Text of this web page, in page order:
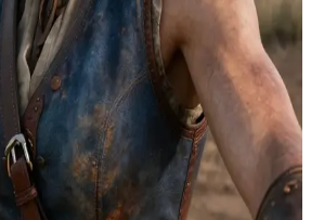
(Sadie Adler)
血悍女
迪·阿德勒从一名悲痛的寡妇蜕变为范
员。她正与盟友们驰骋在荒野边境。
帮派伙伴，如同亚瑟或约翰一样，你们
重，正为了复仇、正义与生存并肩作